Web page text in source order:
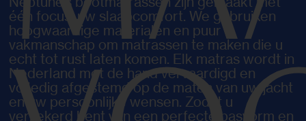
één focus: uw slaapcomfort. We gebruiken
hoogwaardige materialen en puur
vakmanschap om matrassen te maken die u
echt tot rust laten komen. Elk matras wordt in
Nederland met de hand vervaardigd en
volledig afgestemd op de maten van uw jacht
en uw persoonlijke wensen. Zodat u
verzekerd bent van een perfecte pasvorm en